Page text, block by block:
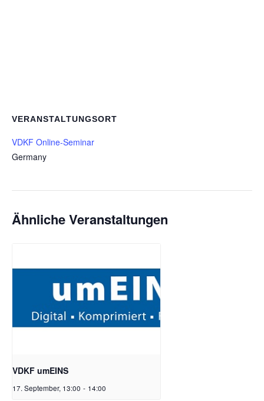
VERANSTALTUNGSORT
VDKF Online-Seminar
Germany
Ähnliche Veranstaltungen
VDKF umEINS
17. September, 13:00 - 14:00